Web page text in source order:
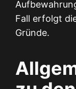
Fall erfolgt
Gründe.